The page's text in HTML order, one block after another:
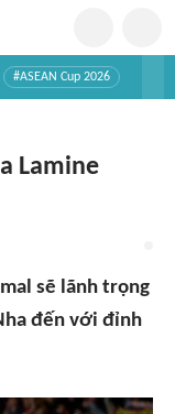
#ASEAN Cup 2026
Lamine
sẽ lãnh trọng
đến với đỉnh